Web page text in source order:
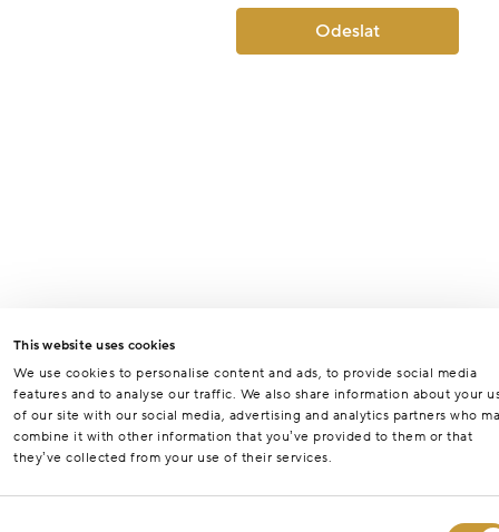
This website uses cookies
We use cookies to personalise content and ads, to provide social media
features and to analyse our traffic. We also share information about your
of our site with our social media, advertising and analytics partners who
combine it with other information that you’ve provided to them or that
they’ve collected from your use of their services.
Odeslat